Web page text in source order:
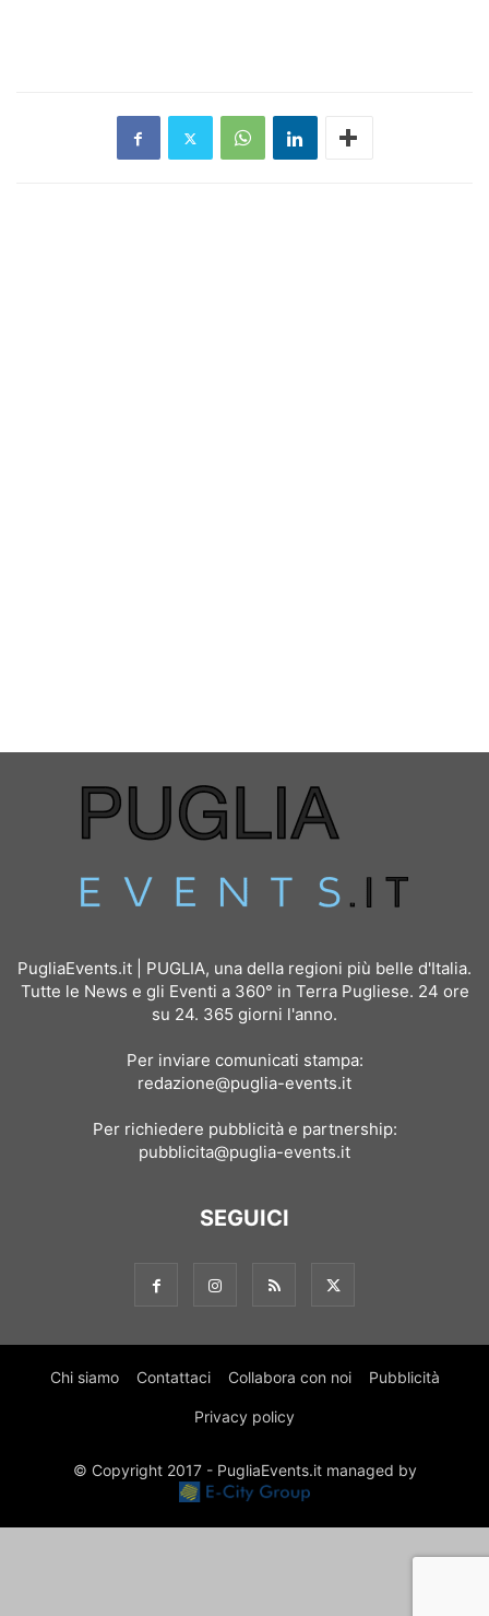
PugliaEvents.it | PUGLIA, una della regioni più belle d'Italia.
Tutte le News e gli Eventi a 360° in Terra Pugliese. 24 ore
su 24. 365 giorni l'anno.
Per inviare comunicati stampa:
redazione@puglia-events.it
Per richiedere pubblicità e partnership:
pubblicita@puglia-events.it
SEGUICI
Chi siamo Contattaci Collabora con noi Pubblicità
Privacy policy
© Copyright 2017 - PugliaEvents.it managed by